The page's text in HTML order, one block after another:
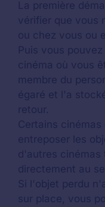
La première
vérifier que vous
ou chez vous ou
Puis vous
cinéma où vous
membre du
égaré et l'a
retour.
Certains
entreposer les
d'autres cinémas
directement au
Si l'objet perdu
sur place, vous